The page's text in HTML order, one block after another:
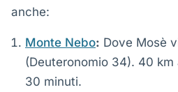
anche:
Monte Nebo: Dove Mosè
(Deuteronomio 34). 40
30 minuti.